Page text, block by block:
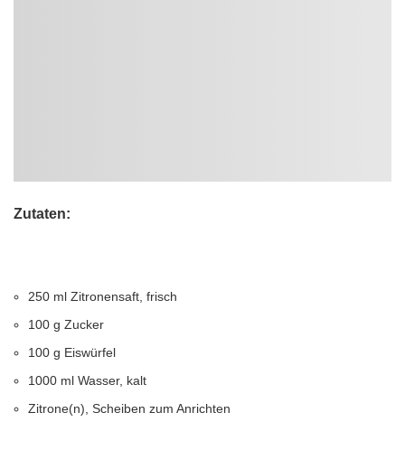
Zutaten:
250 ml Zitronensaft, frisch
100 g Zucker
100 g Eiswürfel
1000 ml Wasser, kalt
Zitrone(n), Scheiben zum Anrichten